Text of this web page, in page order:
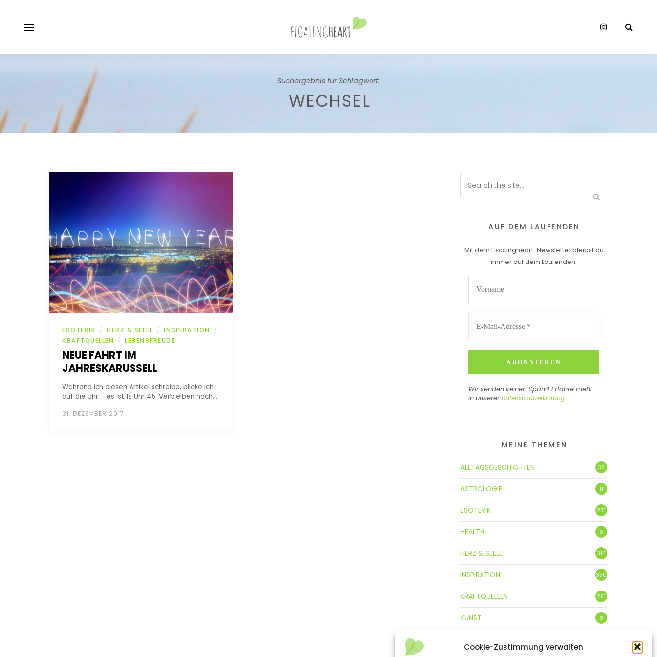
Cookie-Zustimmung verwalten
Suchergebnis für Schlagwort:
WECHSEL
ESOTERIK / HERZ & SEELE / INSPIRATION /
KRAFTQUELLEN / LEBENSFREUDE
NEUE FAHRT IM
JAHRESKARUSSELL
Während ich diesen Artikel schreibe, blicke ich
auf die Uhr – es ist 18 Uhr 45. Verbleiben noch…
31. DEZEMBER 2017
AUF DEM LAUFENDEN
Mit dem Floatingheart-Newsletter bleibst du
immer auf dem Laufenden.
Wir senden keinen Spam! Erfahre mehr
in unserer Datenschutzerklärung.
MEINE THEMEN
ALLTAGSGESCHICHTEN 33
ASTROLOGIE 11
ESOTERIK 231
HEALTH 6
HERZ & SEELE 314
INSPIRATION 350
KRAFTQUELLEN 291
KUNST 3